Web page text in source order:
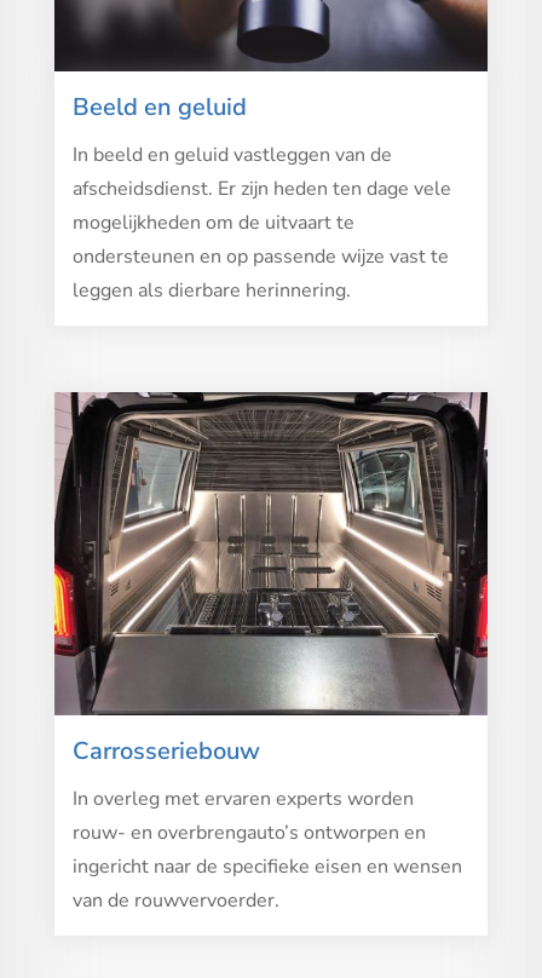
Beeld en geluid
In beeld en geluid vastleggen van de
afscheidsdienst. Er zijn heden ten dage vele
mogelijkheden om de uitvaart te
ondersteunen en op passende wijze vast te
leggen als dierbare herinnering.
Carrosseriebouw
In overleg met ervaren experts worden
rouw- en overbrengauto’s ontworpen en
ingericht naar de specifieke eisen en wensen
van de rouwvervoerder.